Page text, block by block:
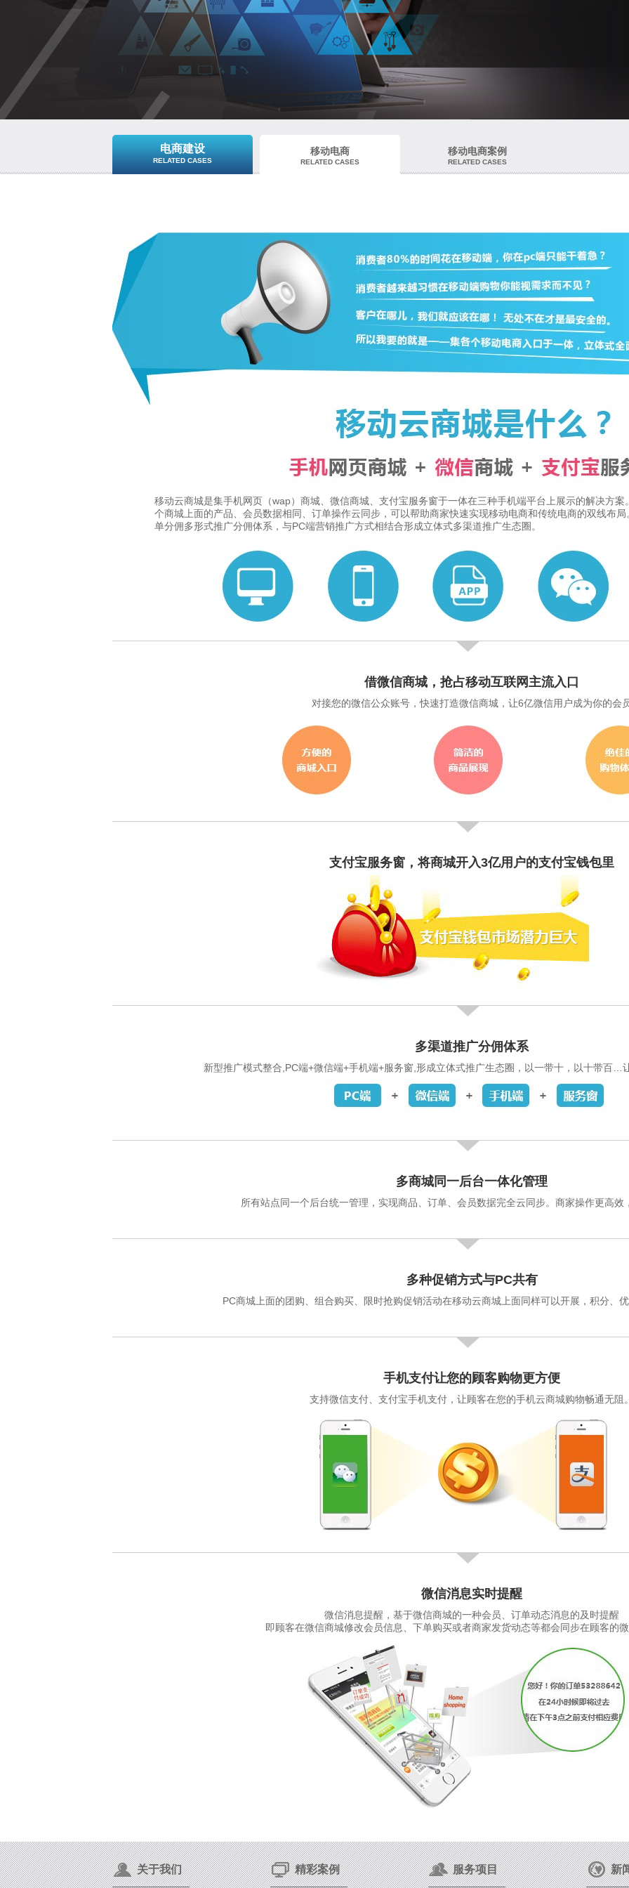
电商建设
RELATED CASES
移动电商
RELATED CASES
移动电商案例
RELATED CASES
移动云商城是集手机网页（wap）商城、微信商城、支付宝服务窗于一体在三种手机端平台上展示的解决方
个商城上面的产品、会员数据相同、订单操作云同步，可以帮助商家快速实现移动电商和传统电商的双线布
单分佣多形式推广分佣体系，与PC端营销推广方式相结合形成立体式多渠道推广生态圈。
借微信商城，抢占移动互联网主流入口
对接您的微信公众账号，快速打造微信商城，让6亿微信用户成为你的会
支付宝服务窗，将商城开入3亿用户的支付宝钱包里
多渠道推广分佣体系
新型推广模式整合,PC端+微信端+手机端+服务窗,形成立体式推广生态圈，以一带十，以十带百…
多商城同一后台一体化管理
所有站点同一个后台统一管理，实现商品、订单、会员数据完全云同步。商家操作更高效
多种促销方式与PC共有
PC商城上面的团购、组合购买、限时抢购促销活动在移动云商城上面同样可以开展，积分、
手机支付让您的顾客购物更方便
支持微信支付、支付宝手机支付，让顾客在您的手机云商城购物畅通无阻
微信消息实时提醒
微信消息提醒，基于微信商城的一种会员、订单动态消息的及时提醒
即顾客在微信商城修改会员信息、下单购买或者商家发货动态等都会同步在顾客的
关于我们 精彩案例 服务项目 新